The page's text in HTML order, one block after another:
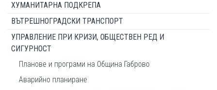
ХУМАНИТАРНА ПОДКРЕПА
ВЪТРЕШНОГРАДСКИ ТРАНСПОРТ
УПРАВЛЕНИЕ ПРИ КРИЗИ, ОБЩЕСТВЕН РЕД И
СИГУРНОСТ
Планове и програми на Община Габрово
Аварийно планиране